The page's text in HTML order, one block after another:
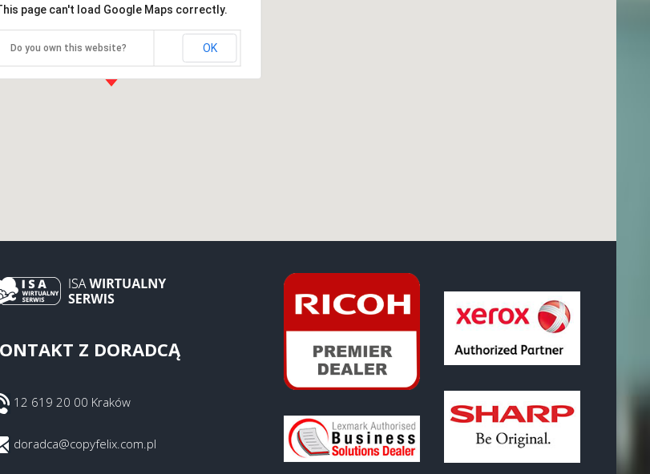
page can't load Google Maps correctly.
Do you own this website? OK
Z DORADCĄ
12 619 20 00 Kraków
doradca@copyfelix.com.pl